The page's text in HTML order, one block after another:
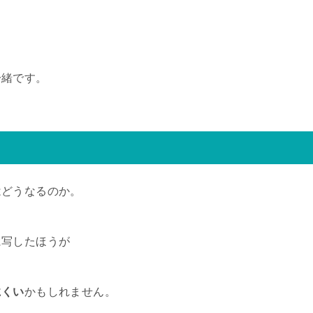
です。
うなるのか。
したほうが
いかもしれません。